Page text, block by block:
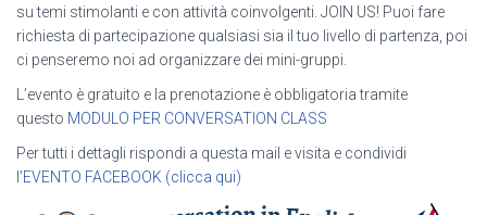
su temi stimolanti e con attività coinvolgenti. JOIN US! Puoi fare
richiesta di partecipazione qualsiasi sia il tuo livello di partenza, poi
ci penseremo noi ad organizzare dei mini-gruppi.
L’evento è gratuito e la prenotazione è obbligatoria tramite
questo MODULO PER CONVERSATION CLASS
Per tutti i dettagli rispondi a questa mail e visita e condividi
l’EVENTO FACEBOOK (clicca qui)